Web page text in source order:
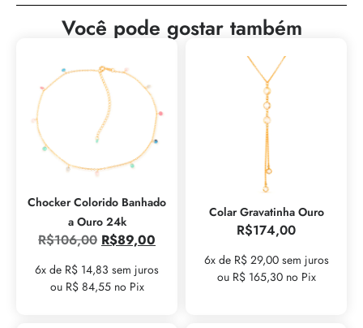
Você pode gostar também
Chocker Colorido Banhado
a Ouro 24k
R$106,00 R$89,00
6x de R$ 14,83 sem juros
ou R$ 84,55 no Pix
Colar Gravatinha Ouro
R$174,00
6x de R$ 29,00 sem juros
ou R$ 165,30 no Pix